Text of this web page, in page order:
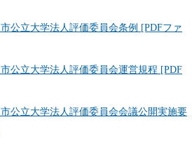
公立大学法人評価委員会条例 [PDFファ
公立大学法人評価委員会運営規程 [PDF
公立大学法人評価委員会会議公開実施要